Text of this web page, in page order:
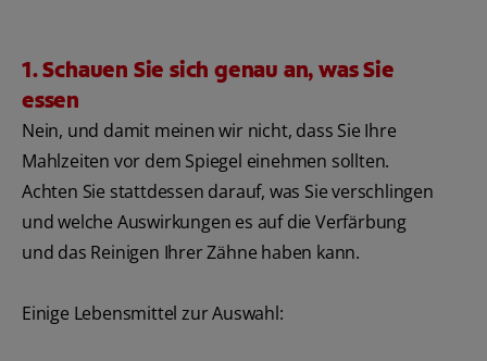
1. Schauen Sie sich genau an, was Sie
essen
Nein, und damit meinen wir nicht, dass Sie Ihre
Mahlzeiten vor dem Spiegel einehmen sollten.
Achten Sie stattdessen darauf, was Sie verschlingen
und welche Auswirkungen es auf die Verfärbung
und das Reinigen Ihrer Zähne haben kann.
Einige Lebensmittel zur Auswahl: